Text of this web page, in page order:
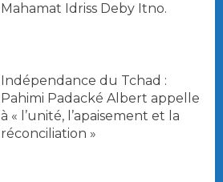
Mahamat Idriss Deby Itno.
Indépendance du Tchad :
Pahimi Padacké Albert appelle
à « l’unité, l’apaisement et la
réconciliation »